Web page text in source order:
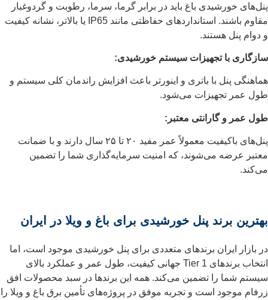
پنل‌های خورشیدی باغ باید در برابر گرما، سرما، رطوبت و گردوغبار
مقاوم باشند. استانداردهای حفاظتی مانند IP65 یا بالاتر، نشانه کیفیت
و دوام پنل هستند.
سازگاری با تجهیزات سیستم خورشیدی:
هماهنگی پنل با باتری و اینورتر باعث افزایش راندمان کلی سیستم و
طول عمر تجهیزات می‌شود.
طول عمر و گارانتی معتبر:
پنل‌های باکیفیت معمولاً عمر مفید ۲۰ تا ۲۵ سال دارند و با ضمانت
معتبر عرضه می‌شوند، که امنیت سرمایه‌گذاری شما را تضمین
می‌کند.
بهترین برند پنل خورشیدی برای باغ و ویلا در ایران
در بازار ایران برندهای متعددی برای پنل خورشیدی موجود است، اما
انتخاب برندهای Tier 1 جهانی کیفیت، طول عمر و عملکرد بالای
سیستم شما را تضمین می‌کند. همه این برندها در سبد محصولات افق
زرفام موجود است و تجربه موفق در پروژه‌های تأمین برق باغ و ویلا را